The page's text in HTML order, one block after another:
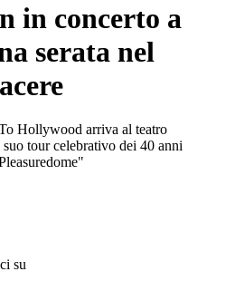
in concerto a
serata nel
Hollywood arriva al teatro
tour celebrativo dei 40 anni
su